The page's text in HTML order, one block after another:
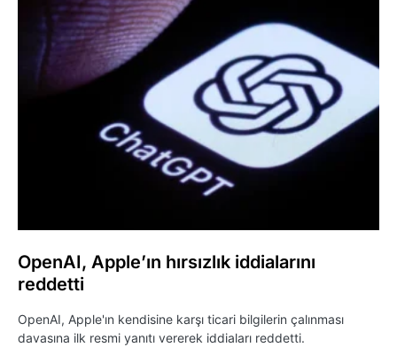
OpenAI, Apple’ın hırsızlık iddialarını
reddetti
OpenAI, Apple'ın kendisine karşı ticari bilgilerin çalınması
davasına ilk resmi yanıtı vererek iddiaları reddetti.